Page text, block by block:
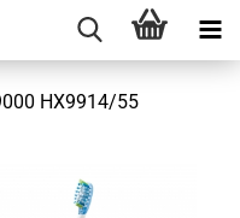
HX9914/55